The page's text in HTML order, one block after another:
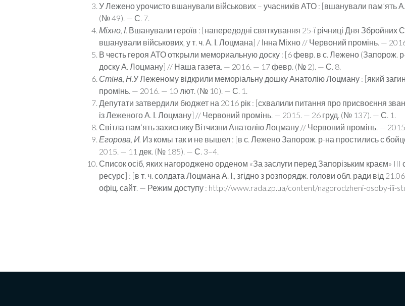
У Лежено урочисто вшанували військових – учасників АТО : [вшанували
(№ 49). — С. 7.
Міхно, І. Вшанували героїв : [напередодні святкування 25-ї річниці Дня
вшанували військових, у т. ч. А. І. Лоцмана] / Інна Міхно // Червоний промінь. —
В честь героя АТО открыли мемориальную доску : [6 февр. в с. Лежено
доску А. Лоцману] // Наша газета. — 2016. — 17 февр. (№ 2). — С. 8.
Стіна, Н.У Леженому відкрили меморіальну дошку Анатолію Лоцману : [який
промінь. — 2016. — 10 лют. (№ 10). — С. 1.
Депутати затвердили бюджет на 2016 рік : [схвалили питання про присвоєння
із Леженого А. І. Лоцману] // Червоний про­мінь. — 2015. — 26 груд. (№ 137). — С. 1.
Світла пам’ять захиснику Вітчизни Анатолію Лоцману // Чер­воний промінь. —
Егорова, И. Из комы так и не вышел : [в с. Лежено Запорож. р-на простились с
2015. — 11 дек. (№ 185). — С. 3–4.
Список осіб, яких нагороджено орденом «За заслуги перед За­порізьким краєм»
ресурс] : [в т. ч. солдата Лоцмана А. І., згідно з розпо­рядж. голови обл. ради від
офіц. сайт. — Режим доступу : http://www.ra­da.zp.ua/content/nagorodzheni-osoby-iii-